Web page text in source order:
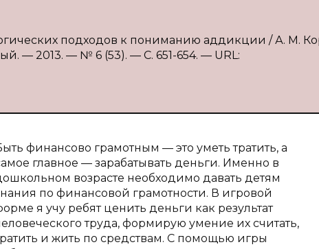
подходов к пониманию аддикции / А. М.
— 2013. — № 6 (53). — С. 651-654. — URL:
финансово грамотным — это уметь тратить, а
главное — зарабатывать деньги. Именно в
возрасте необходимо давать детям
по финансовой грамотности. В игровой
я учу ребят ценить деньги как результат
труда, формирую умение их считать,
и жить по средствам. С помощью игры